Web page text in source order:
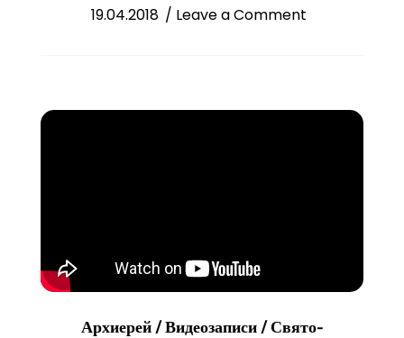
19.04.2018 / Leave a Commenton
Архиерей/Видеозаписи/Свято-